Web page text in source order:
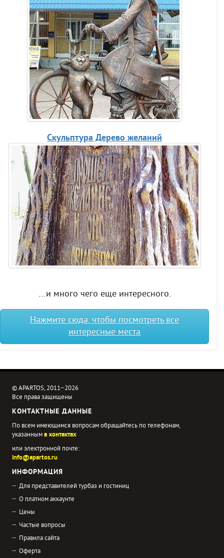
Скульптура Дерево желаний
...и много чего еще интересного.
Нажмите сюда, чтобы посмотреть все
интересные места
© APARTOS, 2011−2026
Все права защищены
КОНТАКТНЫЕ ДАННЫЕ
По всем имеющимся вопросам обращайтесь по телефонам,
указаннымв контактах
или электронной почте:
info@apartos.ru
ИНФОРМАЦИЯ
Для представителей турбаз и гостиниц
О платном аккаунте
Цены
Частые вопросы
Правила сайта
Оферта